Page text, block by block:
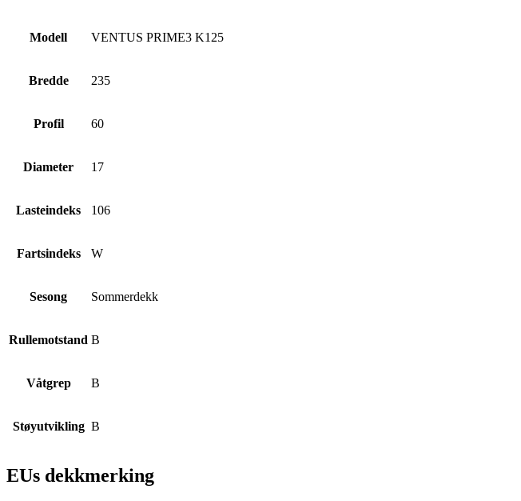
Modell VENTUS PRIME3 K125
Bredde 235
Profil 60
Diameter 17
Lasteindeks 106
Fartsindeks W
Sesong Sommerdekk
Rullemotstand B
Våtgrep B
Støyutvikling B
EUs dekkmerking